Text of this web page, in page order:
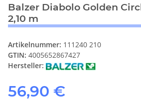
Balzer Diabolo Golden
2,10 m
Artikelnummer: 111240 210
GTIN: 4005652867427
Hersteller:
56,90 €